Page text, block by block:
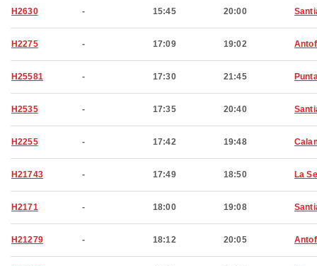
H2630 - 15:45 20:00
H2275 - 17:09 19:02
H25581 - 17:30 21:45
H2535 - 17:35 20:40
H2255 - 17:42 19:48
H21743 - 17:49 18:50 La
H2171 - 18:00 19:08
H21279 - 18:12 20:05